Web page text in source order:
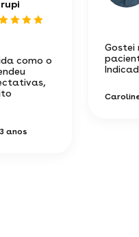
como o
anos
Gostei